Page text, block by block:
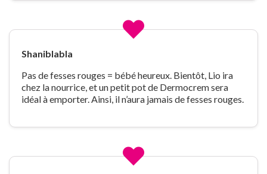
Shaniblabla
Pas de fesses rouges = bébé heureux. Bientôt, Lio ira
chez la nourrice, et un petit pot de Dermocrem sera
idéal à emporter. Ainsi, il n’aura jamais de fesses rouges.